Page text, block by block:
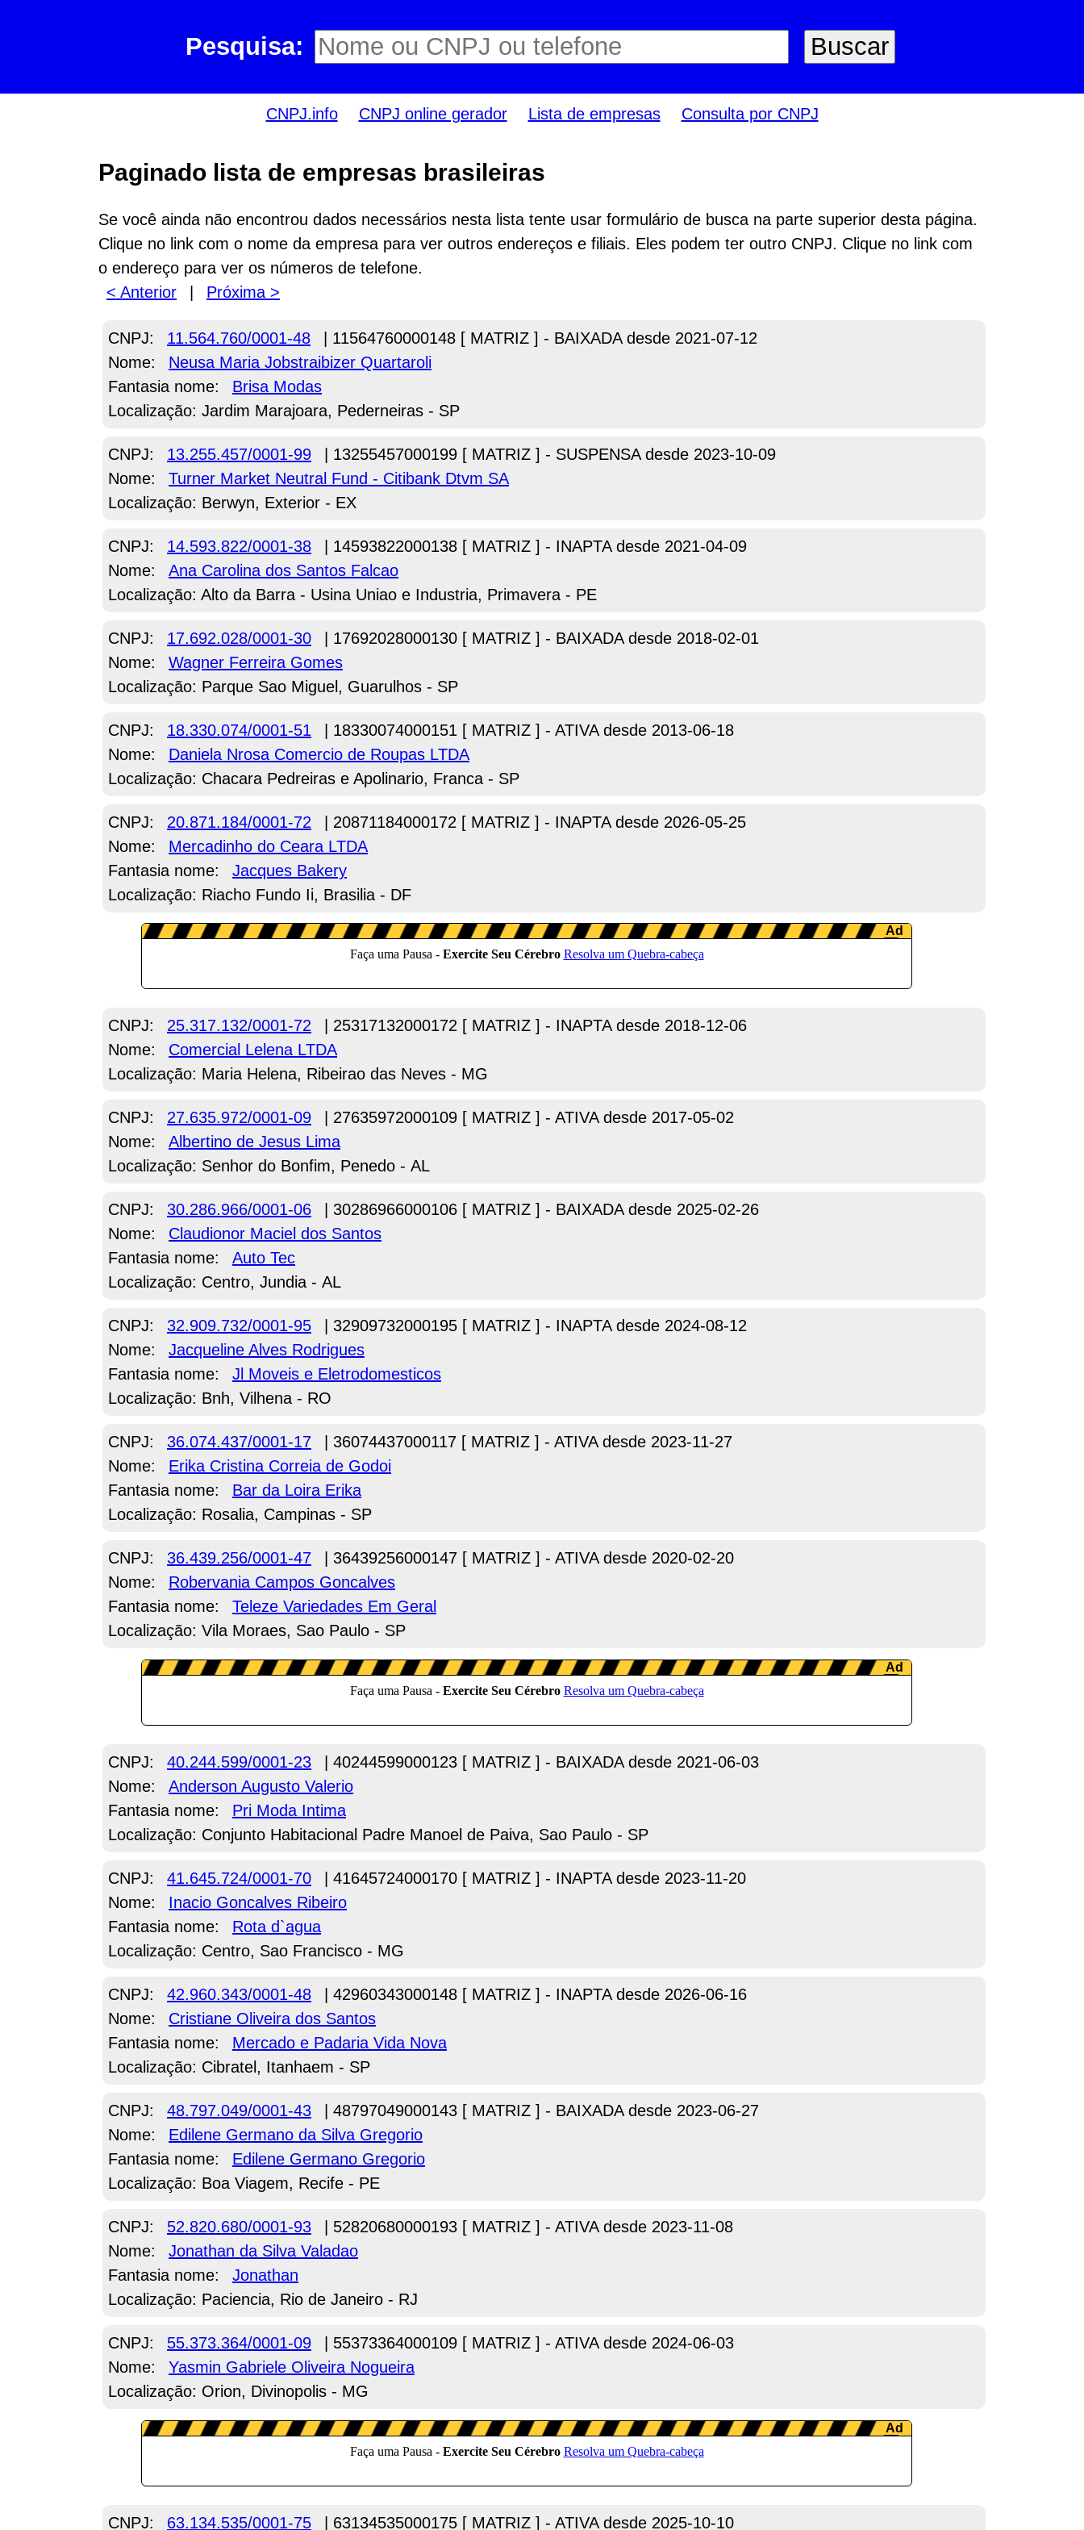
Pesquisa:
CNPJ.info CNPJ online gerador Lista de empresas Consulta por CNPJ
Paginado lista de empresas brasileiras
Se você ainda não encontrou dados necessários nesta lista tente usar formulário de busca na parte superior desta página.
Clique no link com o nome da empresa para ver outros endereços e filiais. Eles podem ter outro CNPJ. Clique no link com
o endereço para ver os números de telefone.
< Anterior
| Próxima >
CNPJ: 11.564.760/0001-48
| 11564760000148 [ MATRIZ ] - BAIXADA desde 2021-07-12
Nome:
Neusa Maria Jobstraibizer Quartaroli
Fantasia nome:
Brisa Modas
Localização: Jardim Marajoara, Pederneiras - SP
CNPJ: 13.255.457/0001-99
| 13255457000199 [ MATRIZ ] - SUSPENSA desde 2023-10-09
Nome:
Turner Market Neutral Fund - Citibank Dtvm SA
Localização: Berwyn, Exterior - EX
CNPJ: 14.593.822/0001-38
| 14593822000138 [ MATRIZ ] - INAPTA desde 2021-04-09
Nome:
Ana Carolina dos Santos Falcao
Localização: Alto da Barra - Usina Uniao e Industria, Primavera - PE
CNPJ: 17.692.028/0001-30
| 17692028000130 [ MATRIZ ] - BAIXADA desde 2018-02-01
Nome:
Wagner Ferreira Gomes
Localização: Parque Sao Miguel, Guarulhos - SP
CNPJ: 18.330.074/0001-51
| 18330074000151 [ MATRIZ ] - ATIVA desde 2013-06-18
Nome:
Daniela Nrosa Comercio de Roupas LTDA
Localização: Chacara Pedreiras e Apolinario, Franca - SP
CNPJ: 20.871.184/0001-72
| 20871184000172 [ MATRIZ ] - INAPTA desde 2026-05-25
Nome:
Mercadinho do Ceara LTDA
Fantasia nome:
Jacques Bakery
Localização: Riacho Fundo Ii, Brasilia - DF
CNPJ: 25.317.132/0001-72
| 25317132000172 [ MATRIZ ] - INAPTA desde 2018-12-06
Nome:
Comercial Lelena LTDA
Localização: Maria Helena, Ribeirao das Neves - MG
CNPJ: 27.635.972/0001-09
| 27635972000109 [ MATRIZ ] - ATIVA desde 2017-05-02
Nome:
Albertino de Jesus Lima
Localização: Senhor do Bonfim, Penedo - AL
CNPJ: 30.286.966/0001-06
| 30286966000106 [ MATRIZ ] - BAIXADA desde 2025-02-26
Nome:
Claudionor Maciel dos Santos
Fantasia nome:
Auto Tec
Localização: Centro, Jundia - AL
CNPJ: 32.909.732/0001-95
| 32909732000195 [ MATRIZ ] - INAPTA desde 2024-08-12
Nome:
Jacqueline Alves Rodrigues
Fantasia nome:
Jl Moveis e Eletrodomesticos
Localização: Bnh, Vilhena - RO
CNPJ: 36.074.437/0001-17
| 36074437000117 [ MATRIZ ] - ATIVA desde 2023-11-27
Nome:
Erika Cristina Correia de Godoi
Fantasia nome:
Bar da Loira Erika
Localização: Rosalia, Campinas - SP
CNPJ: 36.439.256/0001-47
| 36439256000147 [ MATRIZ ] - ATIVA desde 2020-02-20
Nome:
Robervania Campos Goncalves
Fantasia nome:
Teleze Variedades Em Geral
Localização: Vila Moraes, Sao Paulo - SP
CNPJ: 40.244.599/0001-23
| 40244599000123 [ MATRIZ ] - BAIXADA desde 2021-06-03
Nome:
Anderson Augusto Valerio
Fantasia nome:
Pri Moda Intima
Localização: Conjunto Habitacional Padre Manoel de Paiva, Sao Paulo - SP
CNPJ: 41.645.724/0001-70
| 41645724000170 [ MATRIZ ] - INAPTA desde 2023-11-20
Nome:
Inacio Goncalves Ribeiro
Fantasia nome:
Rota d`agua
Localização: Centro, Sao Francisco - MG
CNPJ: 42.960.343/0001-48
| 42960343000148 [ MATRIZ ] - INAPTA desde 2026-06-16
Nome:
Cristiane Oliveira dos Santos
Fantasia nome:
Mercado e Padaria Vida Nova
Localização: Cibratel, Itanhaem - SP
CNPJ: 48.797.049/0001-43
| 48797049000143 [ MATRIZ ] - BAIXADA desde 2023-06-27
Nome:
Edilene Germano da Silva Gregorio
Fantasia nome:
Edilene Germano Gregorio
Localização: Boa Viagem, Recife - PE
CNPJ: 52.820.680/0001-93
| 52820680000193 [ MATRIZ ] - ATIVA desde 2023-11-08
Nome:
Jonathan da Silva Valadao
Fantasia nome:
Jonathan
Localização: Paciencia, Rio de Janeiro - RJ
CNPJ: 55.373.364/0001-09
| 55373364000109 [ MATRIZ ] - ATIVA desde 2024-06-03
Nome:
Yasmin Gabriele Oliveira Nogueira
Localização: Orion, Divinopolis - MG
CNPJ: 63.134.535/0001-75 | 63134535000175 [ MATRIZ ] - ATIVA desde 2025-10-10